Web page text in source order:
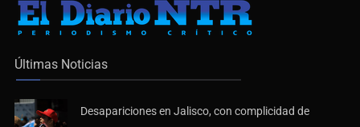
Últimas Noticias
Desapariciones en Jalisco, con complicidad de